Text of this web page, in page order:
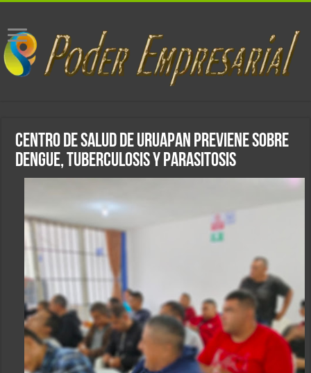
Centro de salud de Uruapan previene sobre
dengue, tuberculosis y parasitosis